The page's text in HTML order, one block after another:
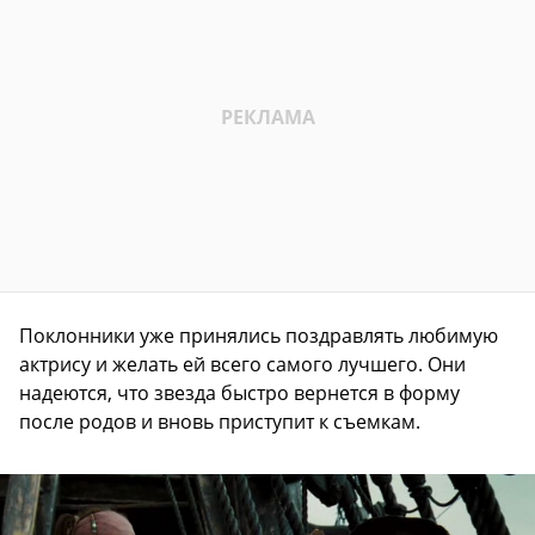
Поклонники уже принялись поздравлять любимую
актрису и желать ей всего самого лучшего. Они
надеются, что звезда быстро вернется в форму
после родов и вновь приступит к съемкам.